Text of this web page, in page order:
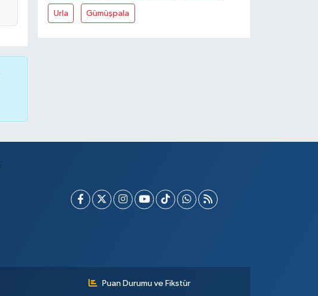
Urla Gümüşpala
Puan Durumu ve Fikstür